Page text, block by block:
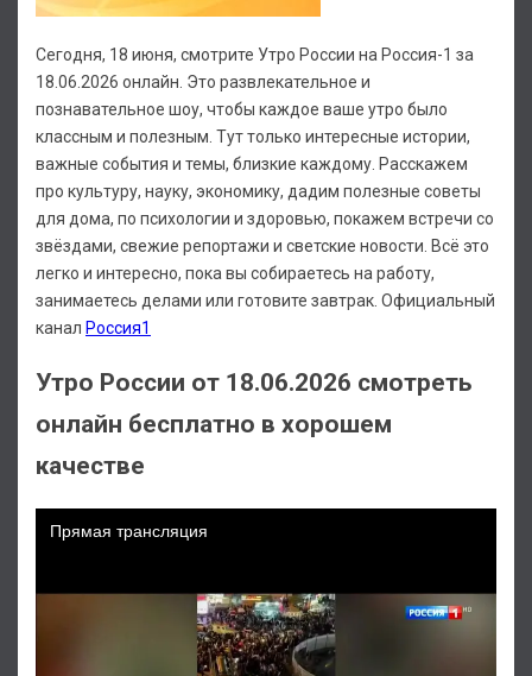
Сегодня, 18 июня, смотрите Утро России на Россия-1 за
18.06.2026 онлайн. Это развлекательное и
познавательное шоу, чтобы каждое ваше утро было
классным и полезным. Тут только интересные истории,
важные события и темы, близкие каждому. Расскажем
про культуру, науку, экономику, дадим полезные советы
для дома, по психологии и здоровью, покажем встречи со
звёздами, свежие репортажи и светские новости. Всё это
легко и интересно, пока вы собираетесь на работу,
занимаетесь делами или готовите завтрак. Официальный
канал Россия1
Утро России от 18.06.2026 смотреть
онлайн бесплатно в хорошем
качестве